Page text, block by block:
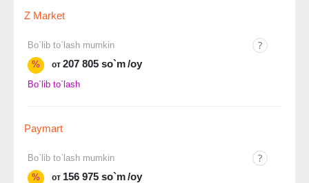
Z Market
Bo`lib to`lash mumkin
%
от 207 805 so`m/oy
Bo`lib to`lash
Paymart
Bo`lib to`lash mumkin
%
от 156 975 so`m/oy